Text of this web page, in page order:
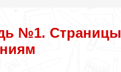
№1.